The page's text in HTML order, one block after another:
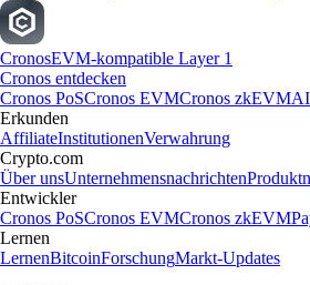
CronosEVM-kompatible Layer 1
Cronos entdecken
Cronos PoSCronos EVMCronos zkEVM
Erkunden
AffiliateInstitutionenVerwahrung
Crypto.com
Über unsUnternehmensnachrichten
Entwickler
Cronos PoSCronos EVMCronos zkEVM
Lernen
LernenBitcoinForschungMarkt-Updates